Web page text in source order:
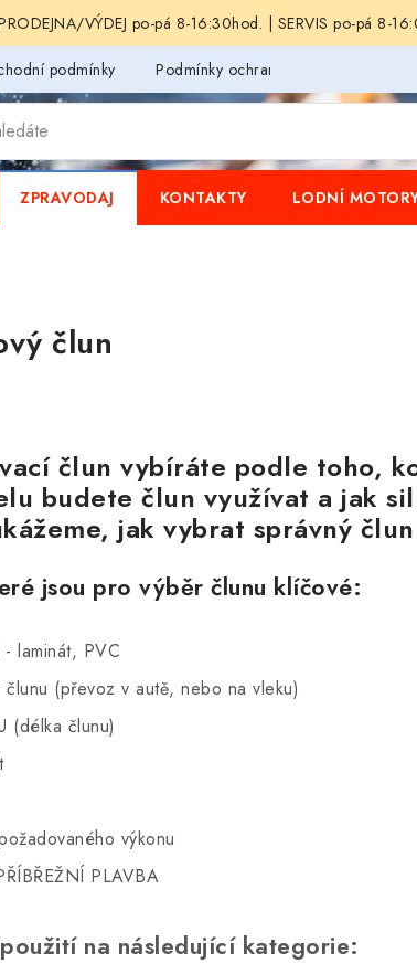
VÝDEJ po-pá 8-16:30hod. | SERVIS po-pá
podmínky Podmínky ochrany osobních údajů
ZPRAVODAJ KONTAKTY LODNÍ
člun
člun vybíráte podle toho,
budete člun využívat a jak
jak vybrat správný
jsou pro výběr člunu klíčové:
laminát, PVC
(převoz v autě, nebo na vleku)
(délka člunu)
výkonu
PLAVBA
na následující kategorie: